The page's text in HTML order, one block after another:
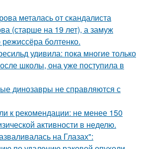
металась от скандалиста
(старше на 19 лет), а замуж
болтенко.
удивила: пока многие только
школы, она уже поступила в
динозавры не справляются с
к рекомендации: не менее 150
активности в неделю.
на Глазах":